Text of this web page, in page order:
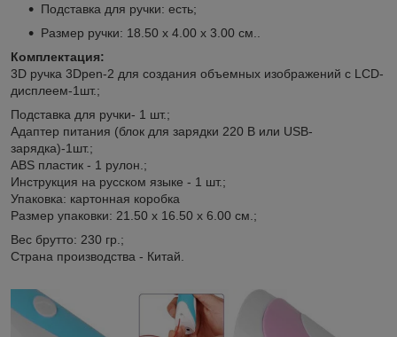
Подставка для ручки: есть;
Размер ручки: 18.50 х 4.00 х 3.00 см..
Комплектация:
3D ручка 3Dpen-2 для создания объемных изображений с LCD-
дисплеем-1шт.;
Подставка для ручки- 1 шт.;
Адаптер питания (блок для зарядки 220 В или USB-
зарядка)-1шт.;
ABS пластик - 1 рулон.;
Инструкция на русском языке - 1 шт.;
Упаковка: картонная коробка
Размер упаковки: 21.50 х 16.50 х 6.00 см.;
Вес брутто: 230 гр.;
Страна производства - Китай.